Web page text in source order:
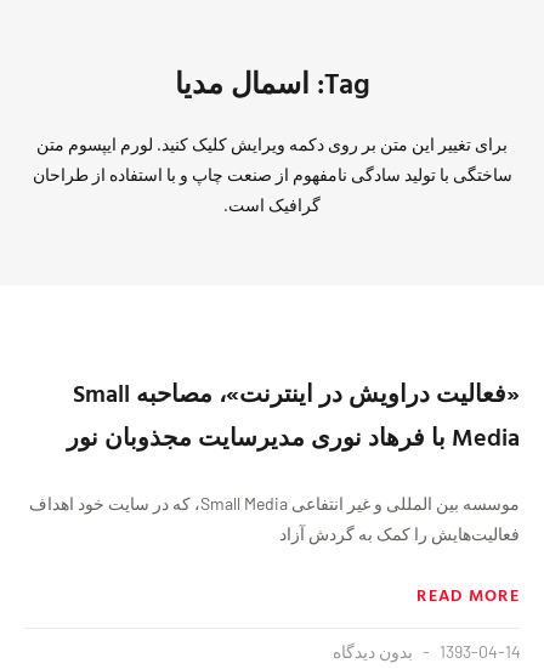
Tag: اسمال مدیا
برای تغییر این متن بر روی دکمه ویرایش کلیک کنید. لورم ایپسوم متن
ساختگی با تولید سادگی نامفهوم از صنعت چاپ و با استفاده از طراحان
گرافیک است.
«فعالیت دراویش در اینترنت»، مصاحبه Small
Media با فرهاد نوری مدیرسایت مجذوبان نور
موسسه بین المللی و غیر انتفاعی Small Media، که در سایت خود اهداف
فعالیت‌هایش را کمک به گردش آزاد
READ MORE
1393-04-14 بدون دیدگاه